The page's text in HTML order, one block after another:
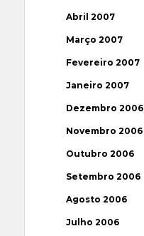
Abril 2007
Março 2007
Fevereiro 2007
Janeiro 2007
Dezembro 2006
Novembro 2006
Outubro 2006
Setembro 2006
Agosto 2006
Julho 2006